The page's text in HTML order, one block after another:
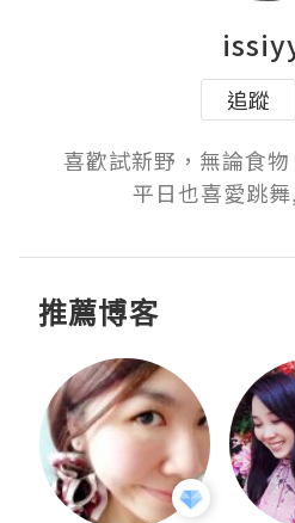
追蹤
喜歡試新野，無論食物
平日也喜愛跳
推薦博客